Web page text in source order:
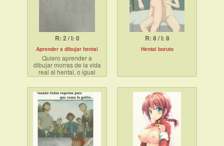
R: 2 / I: 0
Aprender a dibujar hentai
Quiero aprender a
dibujar morras de la vida
real al hentai, o igual
dibujar desde mi
imaginación, hay alguna
comunidad para eso?
Igual no me limito a las
vi*laciones
R: 8 / I: 8
Hentai boruto